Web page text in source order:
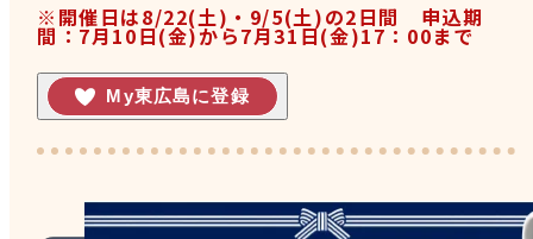
※開催日は8/22(土)・9/5(土)の2日間 申込期
間：7月10日(金)から7月31日(金)17：00まで
My東広島に登録
グルメ・特産品
店舗情報